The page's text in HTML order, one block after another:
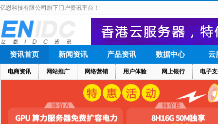
亿恩科技有限公司旗下门户资讯平台！
资讯首页
电商资讯 网站推广 网络营销 用户体验 网上银行 电子
新闻资讯 产品资讯 数据中心 云